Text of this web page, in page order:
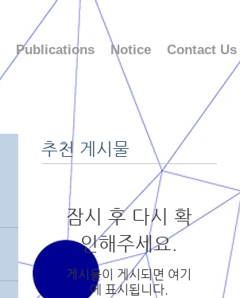
Publications Notice Contact Us
추천 게시물
잠시 후 다시 확
인해주세요.
게시물이 게시되면 여기
에 표시됩니다.